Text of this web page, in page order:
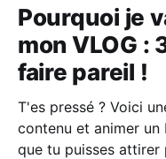
Pourquoi je
mon VLOG :
faire pareil !
T'es pressé ? Voici une
contenu et animer
que tu puisses